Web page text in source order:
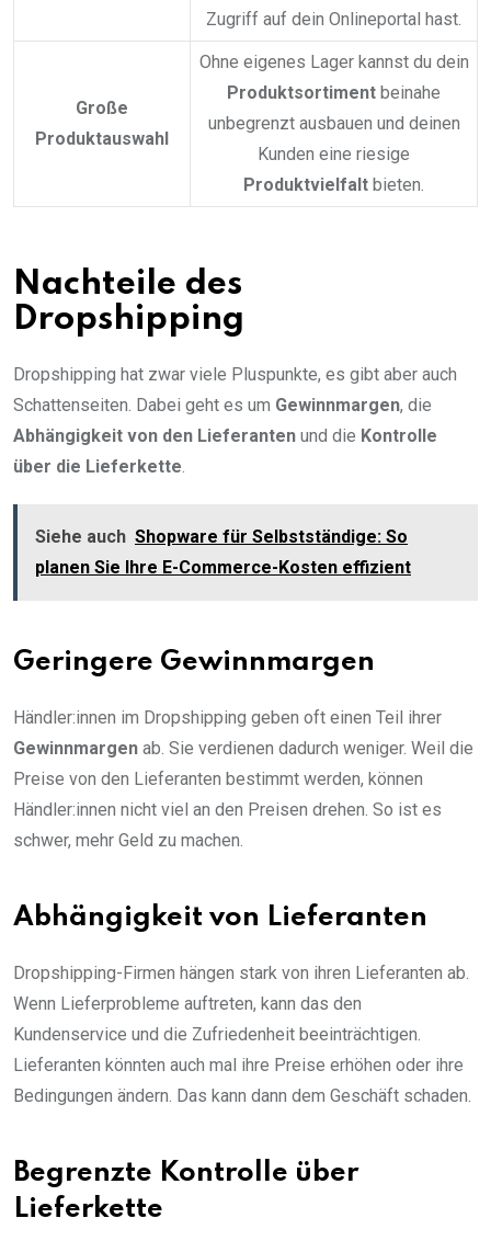
Zugriff auf dein Onlineportal hast.
Große
Produktauswahl
Ohne eigenes Lager kannst du dein
Produktsortiment beinahe
unbegrenzt ausbauen und deinen
Kunden eine riesige
Produktvielfalt bieten.
Nachteile des
Dropshipping
Dropshipping hat zwar viele Pluspunkte, es gibt aber auch
Schattenseiten. Dabei geht es um Gewinnmargen, die
Abhängigkeit von den Lieferanten und die Kontrolle
über die Lieferkette
Siehe auch Shopware für Selbstständige: So
planen Sie Ihre E-Commerce-Kosten effizient
Geringere Gewinnmargen
Händler:innen im Dropshipping geben oft einen Teil ihrer
Gewinnmargen ab. Sie verdienen dadurch weniger. Weil die
Preise von den Lieferanten bestimmt werden, können
Händler:innen nicht viel an den Preisen drehen. So ist es
schwer, mehr Geld zu machen.
Abhängigkeit von Lieferanten
Dropshipping-Firmen hängen stark von ihren Lieferanten ab.
Wenn Lieferprobleme auftreten, kann das den
Kundenservice und die Zufriedenheit beeinträchtigen.
Lieferanten könnten auch mal ihre Preise erhöhen oder ihre
Bedingungen ändern. Das kann dann dem Geschäft schaden.
Begrenzte Kontrolle über
Lieferkette